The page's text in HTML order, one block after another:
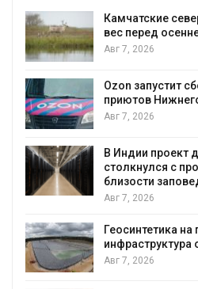
Камчатские
вес перед
Авг 7, 2026
Ozon запустит
приютов
Авг 7, 2026
В Индии проект
столкнулся с
близости
Авг 7, 2026
Геосинтетика
Авг 7, 2026